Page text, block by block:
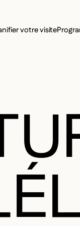
votre visite